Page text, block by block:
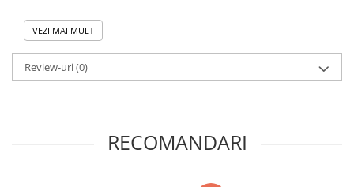
🎓Beneficii educaționale:
Încurajează înțelegerea relației cauză–efect prin
construirea circuitelor și urmărirea mișcării
Stimulează logica, planificarea și imaginația
VEZI MAI MULT
Review-uri(0)
RECOMANDARI